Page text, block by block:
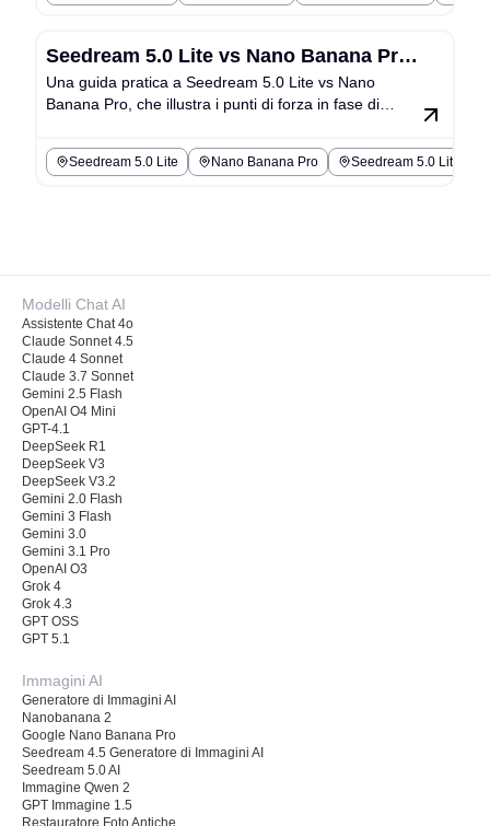
Seedream 5.0 Lite vs Nano Banana Pro:
Quale strumento Chat4o si adatta
meglio al tuo flusso di lavoro per le
immagini?
Una guida pratica a Seedream 5.0 Lite vs Nano
Banana Pro, che illustra i punti di forza in fase di
Seedream 5.0 Lite Nano Banana Pro Seedream 5.0 Lite
Modelli Chat AI
Assistente Chat 4o
Claude Sonnet 4.5
Claude 4 Sonnet
Claude 3.7 Sonnet
Gemini 2.5 Flash
OpenAI O4 Mini
GPT-4.1
DeepSeek R1
DeepSeek V3
DeepSeek V3.2
Gemini 2.0 Flash
Gemini 3 Flash
Gemini 3.0
Gemini 3.1 Pro
OpenAI O3
Grok 4
Grok 4.3
GPT OSS
GPT 5.1
Immagini AI
Generatore di Immagini AI
Nanobanana 2
Google Nano Banana Pro
Seedream 4.5 Generatore di Immagini AI
Seedream 5.0 AI
Immagine Qwen 2
GPT Immagine 1.5
Restauratore Foto Antiche